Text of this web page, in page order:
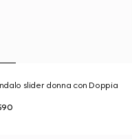
slider donna con Doppia